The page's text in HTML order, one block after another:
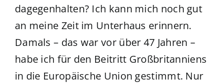
dagegenhalten? Ich kann mich noch gut
an meine Zeit im Unterhaus erinnern.
Damals – das war vor über 47 Jahren –
habe ich für den Beitritt Großbritanniens
in die Europäische Union gestimmt. Nur